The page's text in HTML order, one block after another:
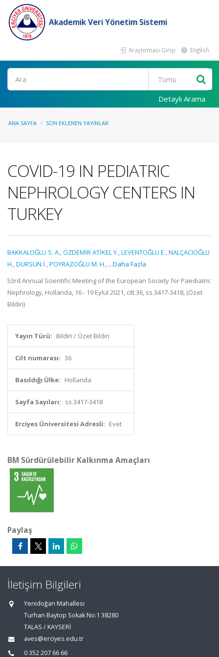
Akademik Veri Yönetim Sistemi
Araştırmacı Girişi English
Ara
Detaylı Arama
ANA SAYFA SON EKLENEN YAYINLAR
COVID-19 IN PEDIATRIC
NEPHROLOGY CENTERS IN
TURKEY
BAKKALOĞLU S. A.,ÖZDEMİR ATİKEL Y.,LEVENTOĞLU E.,NALÇACIOĞLU
H.,DURSUN İ.,POYRAZOĞLU M. H., ...Daha Fazla
53rd Annual Scientific Meeting of the European Society for Paediatric
Nephrology, Hollanda, 16 - 19 Eylül 2021, cilt.36, ss.3417-3418, (Özet
Bildiri)
Yayın Türü: Bildiri / Özet Bildiri
Cilt numarası: 36
Basıldığı Ülke: Hollanda
Sayfa Sayıları: ss.3417-3418
Erciyes Üniversitesi Adresli: Evet
BM Sürdürülebilir Kalkınma Amaçları
Paylaş
İletişim Bilgileri
Yenidoğan Mahallesi
Turhan Baytop Sokak No:1 38280
TALAS / KAYSERİ
aves@erciyes.edu.tr
0 352 207 66 66